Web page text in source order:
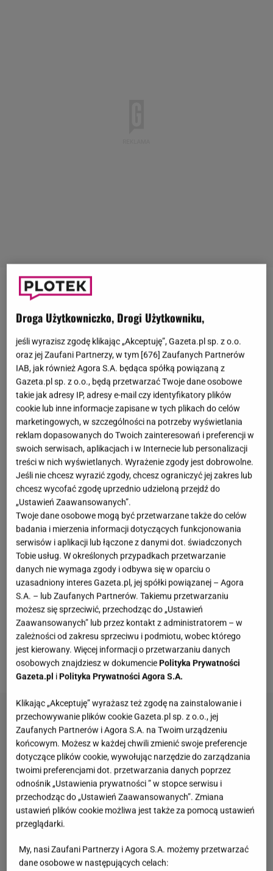
25 październikamedia obiegła smutna wiadomość o
śmierci Jadwigi Barańskiej
. Aktorka, która wcieliła
się w niezapomnianą postać Barbary Niechcic w
"Nocach i dniach" miała 89 lat. O jej śmierci
poinformował w sieci Jerzy Antczak. Za
pośrednictwem jego profilu informacje o odejściu
aktorki przekazał Łukasz Maciejewski. "Kilka dni po
swoich 89 urodzinach, odeszła Jadwiga Barańska.
Nasze noce, nasze dni... Aktorstwo to tajemniczy
zawód. Można grać dziesiątki ról, i przeminąć niemal
bezszelestnie, można też zagrać w zasadzie jedną,
która zapewni nieśmiertelność.Jadwiga Barańska
nie zagrała oczywiście jednej roli, ale jej Barbara
Niechcicowa w "Nocach i dniach" to są wszystkie
Barbary, Krystyny, Haliny i Łukasze. To właśnie my
Pani Jadwiga była mi bardzo bliska, Pan Jerzy jest
mi bliski, boleję nad tym odejściem" - czytamy. Jerzy
Antczak i Jadwiga Barańska przez lata tworzyli
szczęśliwe małżeństwo. Para poznała się jeszcze
podczas studiów. Kiedy Jadwiga Barańska zdawała
do szkoły, Antczak był w komisji egzaminacyjnej i
niezbyt przyjemnie ją potraktował.
Droga Użytkowniczko, Drogi Użytkowniku,
jeśli wyrazisz zgodę klikając „Akceptuję”, Gazeta.pl sp. z o.o.
oraz jej Zaufani Partnerzy, w tym [676] Zaufanych Partnerów
IAB, jak również Agora S.A. będąca spółką powiązaną z
Gazeta.pl sp. z o.o., będą przetwarzać Twoje dane osobowe
takie jak adresy IP, adresy e-mail czy identyfikatory plików
cookie lub inne informacje zapisane w tych plikach do celów
marketingowych, w szczególności na potrzeby wyświetlania
reklam dopasowanych do Twoich zainteresowań i preferencji w
swoich serwisach, aplikacjach i w Internecie lub personalizacji
treści w nich wyświetlanych. Wyrażenie zgody jest dobrowolne.
Jeśli nie chcesz wyrazić zgody, chcesz ograniczyć jej zakres lub
chcesz wycofać zgodę uprzednio udzieloną przejdź do
„Ustawień Zaawansowanych”.
Twoje dane osobowe mogą być przetwarzane także do celów
badania i mierzenia informacji dotyczących funkcjonowania
serwisów i aplikacji lub łączone z danymi dot. świadczonych
Tobie usług. W określonych przypadkach przetwarzanie
danych nie wymaga zgody i odbywa się w oparciu o
uzasadniony interes Gazeta.pl, jej spółki powiązanej – Agora
S.A. – lub Zaufanych Partnerów. Takiemu przetwarzaniu
możesz się sprzeciwić, przechodząc do „Ustawień
Zaawansowanych” lub przez kontakt z administratorem – w
zależności od zakresu sprzeciwu i podmiotu, wobec którego
jest kierowany. Więcej informacji o przetwarzaniu danych
osobowych znajdziesz w dokumenciePolityka Prywatności
Gazeta.pl iPolityka Prywatności Agora S.A.
Klikając „Akceptuję” wyrażasz też zgodę na zainstalowanie i
przechowywanie plików cookie Gazeta.pl sp. z o.o., jej
Zaufanych Partnerów i Agora S.A. na Twoim urządzeniu
końcowym. Możesz w każdej chwili zmienić swoje preferencje
dotyczące plików cookie, wywołując narzędzie do zarządzania
twoimi preferencjami dot. przetwarzania danych poprzez
odnośnik „Ustawienia prywatności ” w stopce serwisu i
przechodząc do „Ustawień Zaawansowanych”. Zmiana
ustawień plików cookie możliwa jest także za pomocą ustawień
przeglądarki.
My, nasi Zaufani Partnerzy i Agora S.A. możemy przetwarzać
dane osobowe w następujących celach: